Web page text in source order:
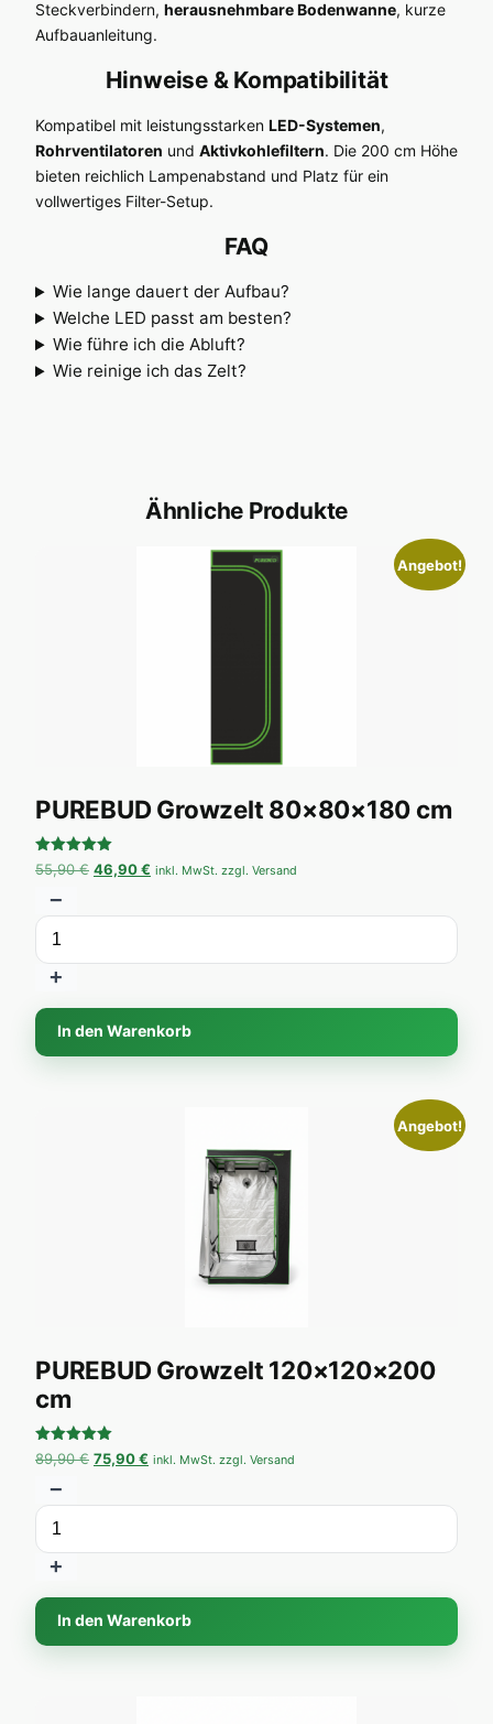
Steckverbindern, herausnehmbare Bodenwanne, kurze
Aufbauanleitung.
Hinweise & Kompatibilität
Kompatibel mit leistungsstarken LED-Systemen,
Rohrventilatoren und Aktivkohlefiltern. Die 200 cm Höhe
bieten reichlich Lampenabstand und Platz für ein
vollwertiges Filter-Setup.
FAQ
Wie lange dauert der Aufbau?
Welche LED passt am besten?
Wie führe ich die Abluft?
Wie reinige ich das Zelt?
Ähnliche Produkte
Angebot!
PUREBUD Growzelt 80×80×180 cm
Bewertet
mit
55,90€ Ursprünglicher Preis war: 55,90 €
46,90€ Aktueller Preis ist: 46,90 €.
inkl. MwSt. zzgl. Versand
−
+
In den Warenkorb
Angebot!
PUREBUD Growzelt 120×120×200
cm
Bewertet
mit
89,90€ Ursprünglicher Preis war: 89,90 €
75,90€ Aktueller Preis ist: 75,90 €.
inkl. MwSt. zzgl. Versand
−
+
In den Warenkorb